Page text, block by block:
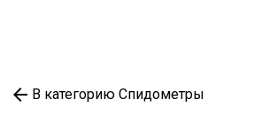
В категорию Спидометры